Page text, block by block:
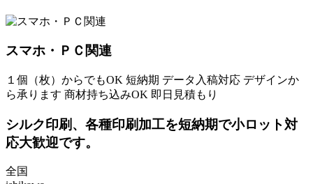
スマホ・ＰＣ関連
１個（枚）からでもOK 短納期 データ入稿対応 デザインか
ら承ります 商材持ち込みOK 即日見積もり
シルク印刷、各種印刷加工を短納期で小ロット対
応大歓迎です。
全国